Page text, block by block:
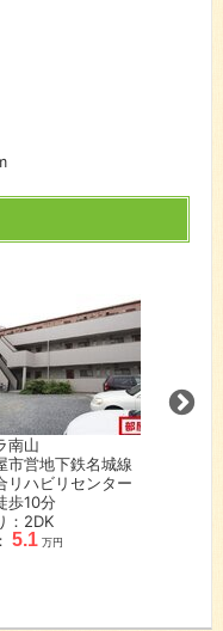
南山
市営地下鉄名城線
リハビリセンター
歩10分
：2DK
5.1 万円